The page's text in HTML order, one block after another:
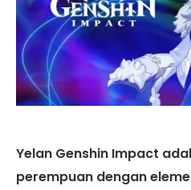
Yelan Genshin Impact
perempuan dengan